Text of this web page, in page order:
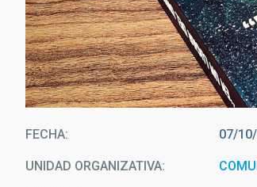
FECHA 07/
UNIDAD ORGANIZATIVA